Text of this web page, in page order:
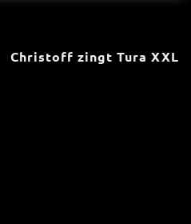
Christoff zingt Tura XXL